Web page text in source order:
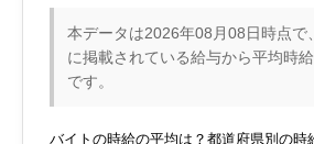
本データは2026年08月08日時点で
に掲載されている給与から平均時
です。
バイトの時給の平均は？都道府県別の時